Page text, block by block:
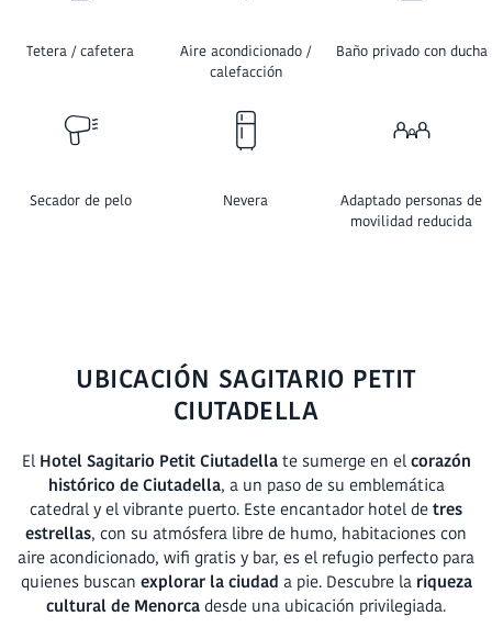
Tetera / cafetera
Aire acondicionado /
calefacción
Baño privado con ducha
Secador de pelo Nevera
Adaptado personas de
movilidad reducida
UBICACIÓN SAGITARIO PETIT
CIUTADELLA
El Hotel Sagitario Petit Ciutadellate sumerge en elcorazón
histórico de Ciutadella, a un paso de su emblemática
catedral y el vibrante puerto. Este encantador hotel detres
estrellas, con su atmósfera libre de humo, habitaciones con
aire acondicionado, wifi gratis y bar, es el refugio perfecto para
quienes buscan explorar la ciudad a pie. Descubre la riqueza
cultural de Menorcadesde una ubicación privilegiada.